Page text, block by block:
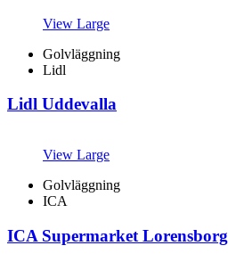
View Large
Golvläggning
Lidl
Lidl Uddevalla
View Large
Golvläggning
ICA
ICA Supermarket Lorensborg